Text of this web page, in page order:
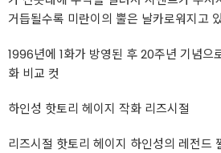
거듭될수록 미란이의 뿔은 날카로워지고
1996년에 1화가 방영된 후 20주년 기념으
화 비교 컷
하인성 핫토리 헤이지 작화 리즈시절
리즈시절 핫토리 헤이지 하인성의 레전드